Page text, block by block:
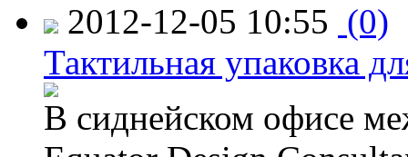
2012-12-05 10:55 (0)
Тактильная упаковка
В сиднейском офисе